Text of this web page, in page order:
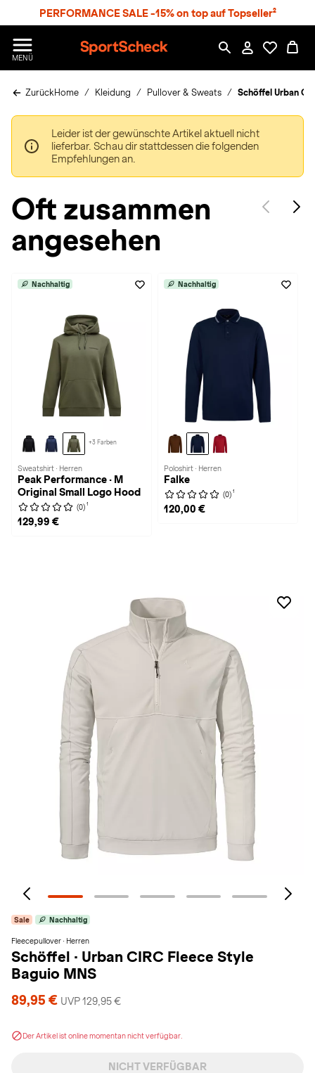
PERFORMANCE SALE -15% on top auf Topseller²
MENÜ
p
r
c
h
e
ZurückHome Kleidung Pullover & Sweats Schöffel Urban
Leider ist der gewünschte Artikel aktuell nicht
lieferbar. Schau dir stattdessen die folgenden
Empfehlungen an.
Oft zusammen
angesehen
Nachhaltig
+3 Farben
Sweatshirt · Herren
Peak Performance · M
Original Small Logo Hood
(0) 1
129,99 €
Nachhaltig
Poloshirt · Herren
Falke
(0) 1
120,00 €
Sale Nachhaltig
Fleecepullover · Herren
Schöffel · Urban CIRC Fleece Style
Baguio MNS
89,95 € UVP 129,95 €
Der Artikel ist online momentan nicht verfügbar.
NICHT VERFÜGBAR